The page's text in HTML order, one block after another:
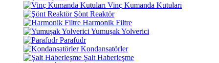
Vinç Kumanda Kutuları
Şönt Reaktör
Harmonik Filtre
Yumuşak Yolverici
Parafudr
Kondansatörler
Şalt Haberleşme